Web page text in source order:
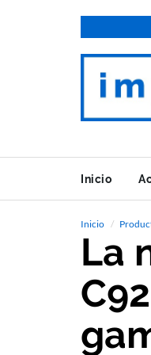
Inicio
Inicio
La